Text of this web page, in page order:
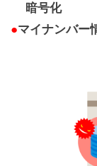
暗号化
●マイナンバー